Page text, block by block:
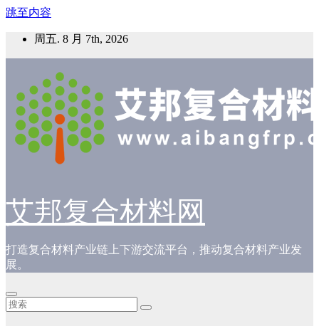
跳至内容
周五. 8 月 7th, 2026
艾邦复合材料网
打造复合材料产业链上下游交流平台，推动复合材料产业发
展。